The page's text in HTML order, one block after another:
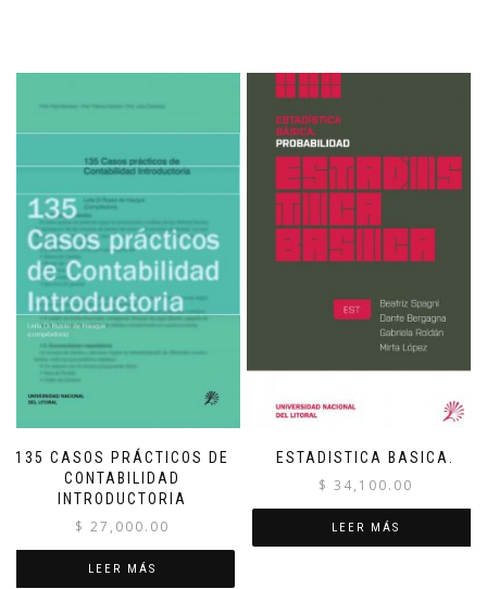
135 CASOS PRÁCTICOS DE
CONTABILIDAD
INTRODUCTORIA
$ 27,000.00
LEER MÁS
ESTADISTICA BASICA.
$ 34,100.00
LEER MÁS